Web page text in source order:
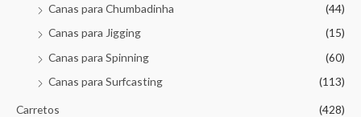
Canas para Chumbadinha
(44)
Canas para Jigging
(15)
Canas para Spinning
(60)
Canas para Surfcasting
(113)
Carretos
(428)